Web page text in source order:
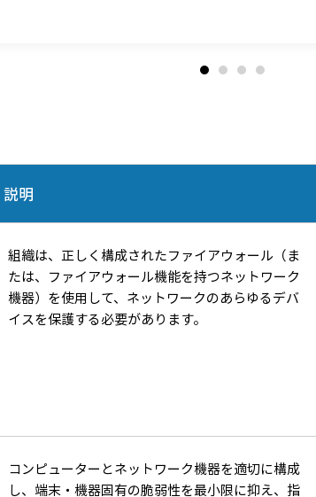
説明
組織は、正しく構成されたファイアウォール（ま
たは、ファイアウォール機能を持つネットワーク
機器）を使用して、ネットワークのあらゆるデバ
イスを保護する必要があります。
コンピューターとネットワーク機器を適切に構成
し、端末・機器固有の脆弱性を最小限に抑え、指